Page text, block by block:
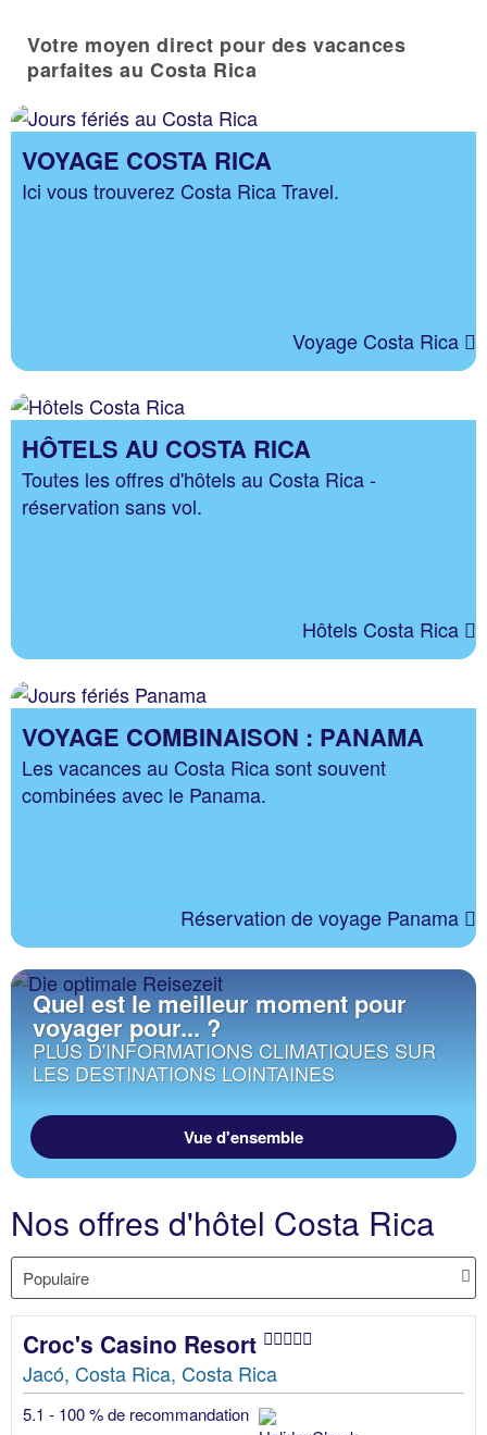
Votre moyen direct pour des vacances
parfaites au Costa Rica
VOYAGE COSTA RICA
Ici vous trouverez Costa Rica Travel.
Voyage Costa Rica
HÔTELS AU COSTA RICA
Toutes les offres d'hôtels au Costa Rica -
réservation sans vol.
Hôtels Costa Rica
VOYAGE COMBINAISON : PANAMA
Les vacances au Costa Rica sont souvent
combinées avec le Panama.
Réservation de voyage Panama
Quel est le meilleur moment pour
voyager pour... ?
PLUS D'INFORMATIONS CLIMATIQUES SUR
LES DESTINATIONS LOINTAINES
Vue d'ensemble
Nos offres d'hôtel Costa Rica
Croc's Casino Resort
Jacó, Costa Rica, Costa Rica
5.1 - 100 % de recommandation